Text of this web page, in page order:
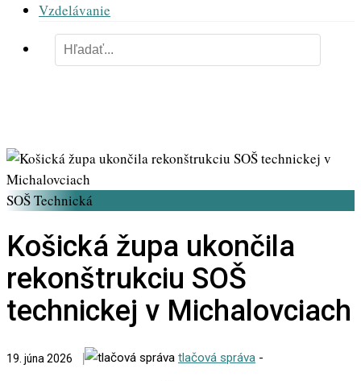
Vzdelávanie
SOŠ Technická
Košická župa ukončila
rekonštrukciu SOŠ
technickej v Michalovciach
19. júna 2026 tlačová správa -